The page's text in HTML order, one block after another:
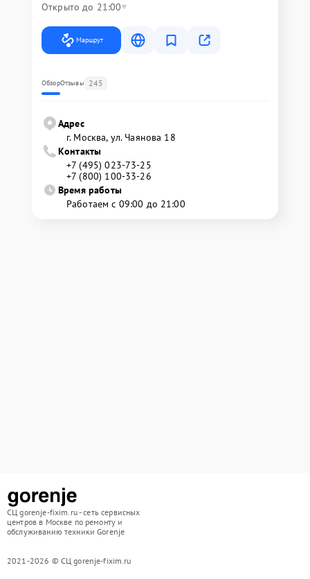
Открыто до 21:00
Маршрут
ОбзорОтзывы 245
Адрес
г. Москва, ул. Чаянова 18
Контакты
+7 (495) 023-73-25
+7 (800) 100-33-26
Время работы
Работаем с 09:00 до 21:00
СЦ gorenje-fixim.ru - сеть сервисных
центров в Москве по ремонту и
обслуживанию техники Gorenje
2021-2026 © СЦ gorenje-fixim.ru